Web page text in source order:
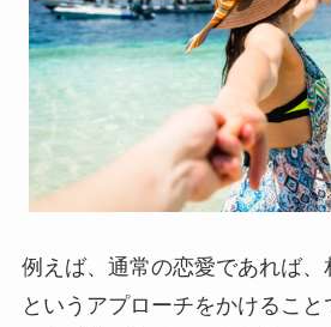
例えば、通常の恋愛であれば、
というアプローチをかけること